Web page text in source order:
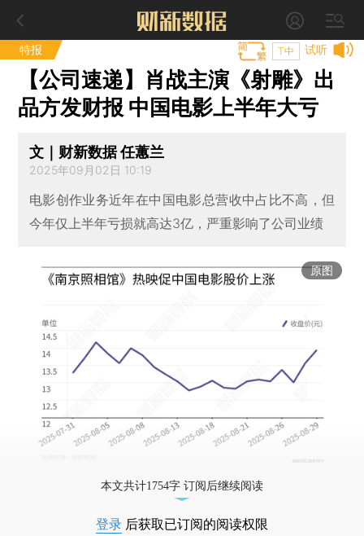
特报 试听
T中
【公司速递】肖战主演《射雕》出
品方发财报 中国电影上半年大亏
文｜财新数据 任蕙兰
2025年09月02日 10:19
电影创作业务近年在中国电影总营收中占比不高，但
今年仅上半年亏损就高达3亿，严重影响了公司业绩
原图
本文共计1754字 订阅后继续阅读
登录 后获取已订阅的阅读权限